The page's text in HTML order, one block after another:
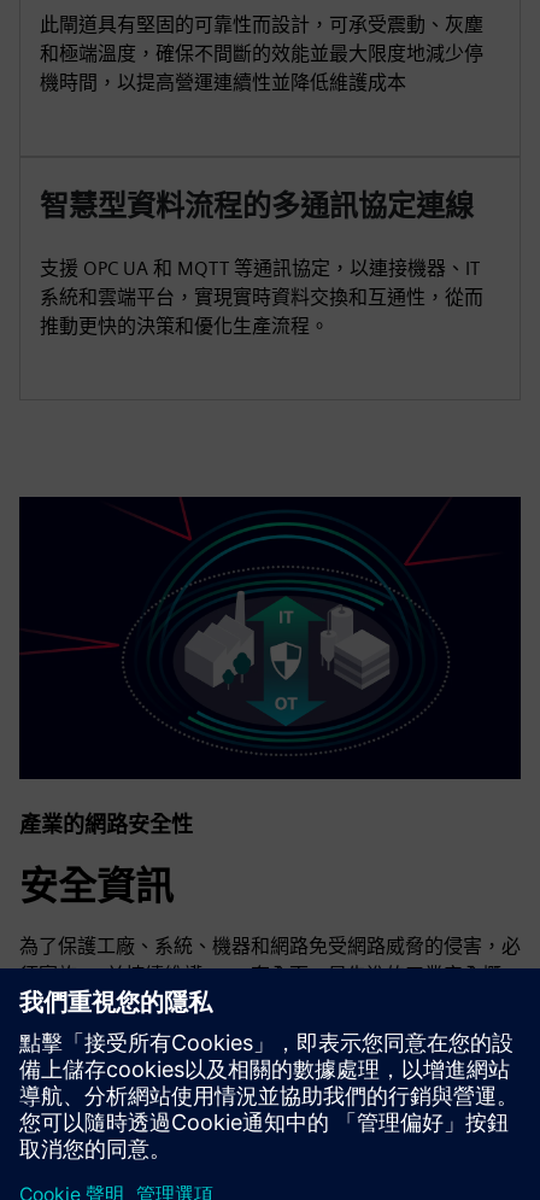
此閘道具有堅固的可靠性而設計，可承受震動、灰塵
和極端溫度，確保不間斷的效能並最大限度地減少停
機時間，以提高營運連續性並降低維護成本
智慧型資料流程的多通訊協定連線
支援 OPC UA 和 MQTT 等通訊協定，以連接機器、IT
系統和雲端平台，實現實時資料交換和互通性，從而
推動更快的決策和優化生產流程。
產業的網路安全性
安全資訊
為了保護工廠、系統、機器和網路免受網路威脅的侵害，必
須實施 — 並持續維護 — 一套全面、最先進的工業安全概
念。西門子的產品和解決方案只構成這種概念的一個元素。
有關工業安全的更多信息，請訪問。
深入了解